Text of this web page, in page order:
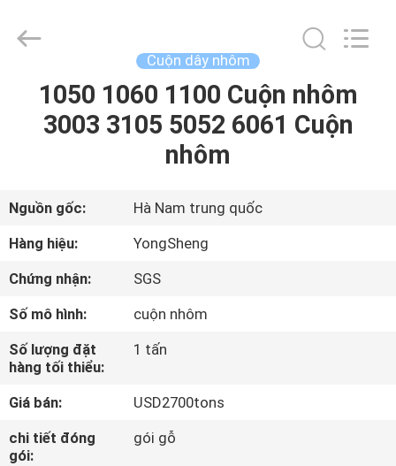
NHÀ
PHẨM
VỀ
TÔI
THAM
QUAN
NHÀ
Aluminum
Industry
Cuộn dây nhôm
1050 1060 1100 Cuộn nhôm
3003 3105 5052 6061 Cuộn
nhôm
Nguồn gốc:
Hà Nam trung quốc
Hàng hiệu:
YongSheng
Chứng nhận:
SGS
Số mô hình:
cuộn nhôm
Số lượng đặt
hàng tối thiểu:
1 tấn
Giá bán:
USD2700tons
chi tiết đóng
gói:
gói gỗ